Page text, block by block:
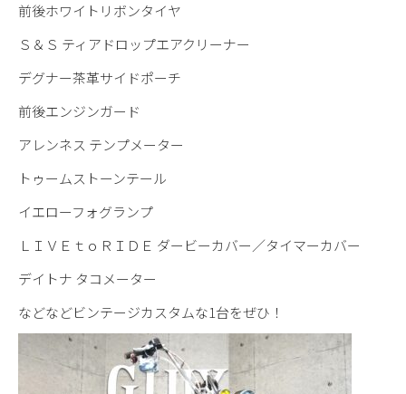
前後ホワイトリボンタイヤ
Ｓ＆Ｓ ティアドロップエアクリーナー
デグナー茶革サイドポーチ
前後エンジンガード
アレンネス テンプメーター
トゥームストーンテール
イエローフォグランプ
ＬＩＶＥｔｏＲＩＤＥ ダービーカバー／タイマーカバー
デイトナ タコメーター
などなどビンテージカスタムな1台をぜひ！